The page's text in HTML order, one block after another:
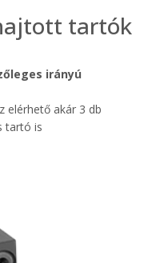
tartók
irányú
elérhető akár 3 db
tartó is